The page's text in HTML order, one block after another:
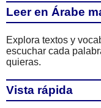
Leer en Árabe
Explora textos y
escuchar cada
quieras.
Vista rápida